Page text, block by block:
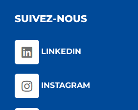
SUIVEZ-NOUS
LINKEDIN
INSTAGRAM